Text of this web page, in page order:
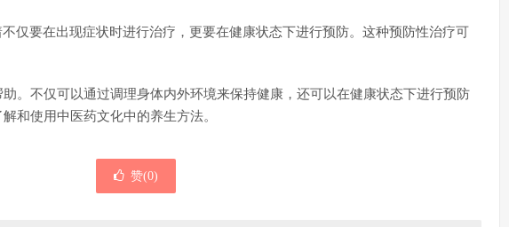
仅要在出现症状时进行治疗，更要在健康状态下进行预防。这种预防性治疗可
。不仅可以通过调理身体内外环境来保持健康，还可以在健康状态下进行预防
和使用中医药文化中的养生方法。
赞(0)